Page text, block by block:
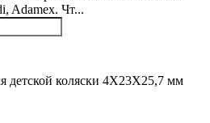
Adamex. Чт...
детской коляски 4Х23Х25,7 мм